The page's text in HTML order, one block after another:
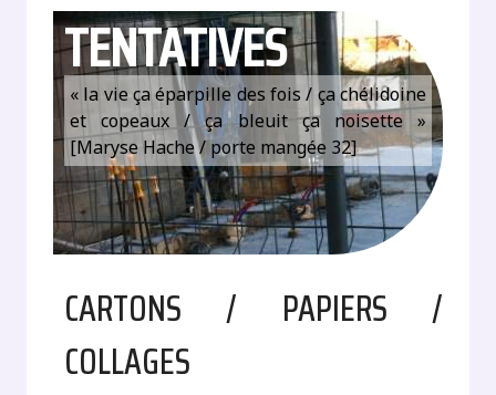
TENTATIVES
« la vie ça éparpille des fois / ça chélidoine
et copeaux / ça bleuit ça noisette »
[Maryse Hache / porte mangée 32]
CARTONS / PAPIERS /
COLLAGES